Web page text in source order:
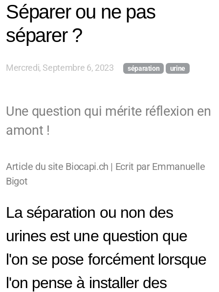
Séparer ou ne pas
séparer ?
Mercredi, Septembre 6, 2023 séparation urine
Une question qui mérite réflexion en
amont !
Article du site Biocapi.ch | Ecrit par Emmanuelle
Bigot
La séparation ou non des
urines est une question que
l'on se pose forcément lorsque
l'on pense à installer des